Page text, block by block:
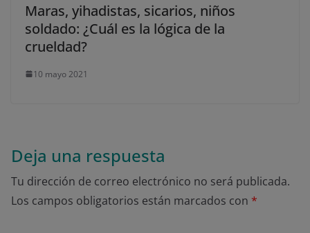
Maras, yihadistas, sicarios, niños
soldado: ¿Cuál es la lógica de la
crueldad?
10 mayo 2021
Deja una respuesta
Tu dirección de correo electrónico no será publicada.
Los campos obligatorios están marcados con *